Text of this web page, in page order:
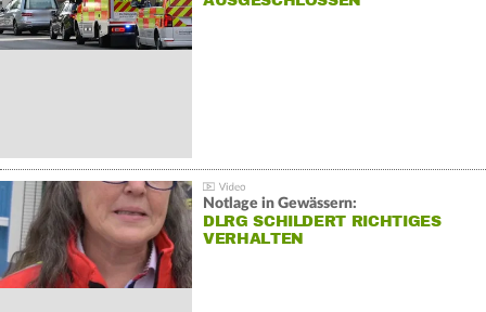
Notlage in Gewässern:
DLRG SCHILDERT RICHTIGES
VERHALTEN